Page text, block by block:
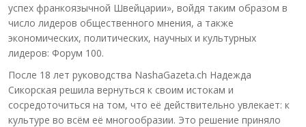
успех франкоязычной Швейцарии», войдя таким образом в
число лидеров общественного мнения, а также
экономических, политических, научных и культурных
лидеров: Форум 100.
После 18 лет руководства NashaGazeta.ch Надежда
Сикорская решила вернуться к своим истокам и
сосредоточиться на том, что её действительно увлекает: к
культуре во всём её многообразии. Это решение приняло